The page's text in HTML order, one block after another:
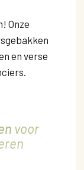
Onze
en verse
voor